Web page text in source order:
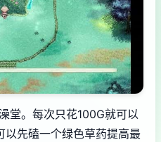
堂。每次只花100G就可以
先磕一个绿色草药提高最